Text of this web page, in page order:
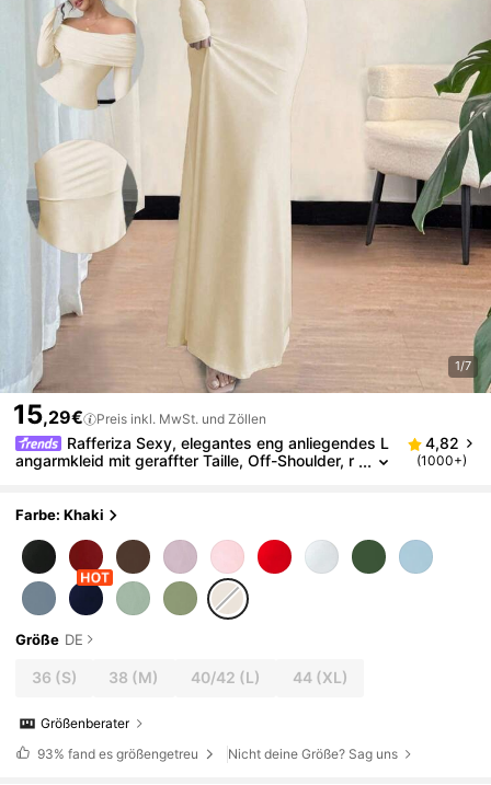
1/7
15,29€ Preis inkl. MwSt. und Zöllen
Rafferiza Sexy, elegantes eng anliegendes L
angarmkleid mit geraffter Taille, Off-Shoulder, r
Damen
4,82
(1000+)
Farbe: Khaki
Größe DE
36 (S) 38 (M) 40/42 (L) 44(XL)
Größenberater
93% fand es größengetreu Nicht deine Größe? Sag uns